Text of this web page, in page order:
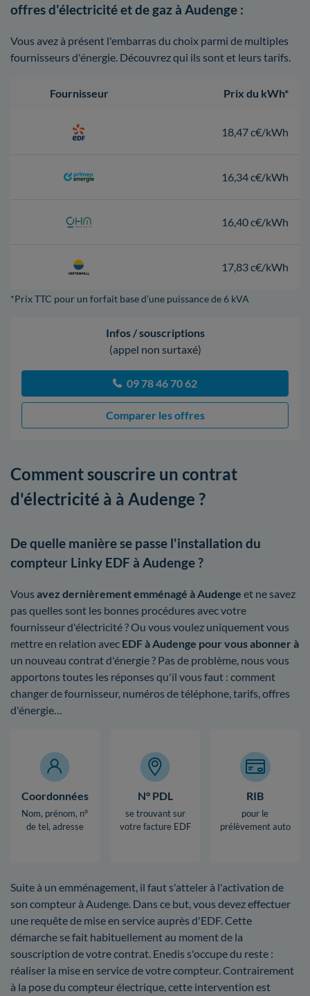
offres d'électricité et de gaz à Audenge :
Vous avez à présent l'embarras du choix parmi de multiples
fournisseurs d'énergie. Découvrez qui ils sont et leurs tarifs.
Fournisseur Prix du kWh*
18,47 c€/kWh
16,34 c€/kWh
16,40 c€/kWh
17,83 c€/kWh
*Prix TTC pour un forfait base d’une puissance de 6 kVA
Infos / souscriptions
(appel non surtaxé)
09 78 46 70 62
Comparer les offres
Comment souscrire un contrat
d'électricité à à Audenge ?
De quelle manière se passe l'installation du
compteur Linky EDF à Audenge ?
Vous avez dernièrement emménagé à Audenge et ne savez
pas quelles sont les bonnes procédures avec votre
fournisseur d'électricité ? Ou vous voulez uniquement vous
mettre en relation avec EDF à Audenge pour vous abonner à
un nouveau contrat d'énergie ? Pas de problème, nous vous
apportons toutes les réponses qu'il vous faut : comment
changer de fournisseur, numéros de téléphone, tarifs, offres
d'énergie…
Coordonnées
Nom, prénom, n°
de tel, adresse
N° PDL
se trouvant sur
votre facture EDF
RIB
pour le
prélèvement auto
Suite à un emménagement, il faut s'atteler à l'activation de
son compteur à Audenge. Dans ce but, vous devez effectuer
une requête de mise en service auprès d'EDF. Cette
démarche se fait habituellement au moment de la
souscription de votre contrat. Enedis s'occupe du reste :
réaliser la mise en service de votre compteur. Contrairement
à la pose du compteur électrique, cette intervention est